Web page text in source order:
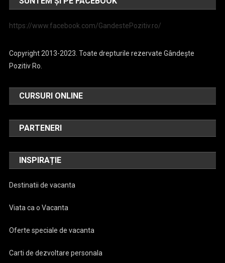
https://www.facebook.com/GandestePozitiv.ro/
Copyright 2013-2023. Toate drepturile rezervate Gândește
Pozitiv Ro.
CURSURI ONLINE
PARTENERI
INSPIRAȚIE
Destinatii de vacanta
Viata ca o Vacanta
Oferte speciale de vacanta
Carti de dezvoltare personala